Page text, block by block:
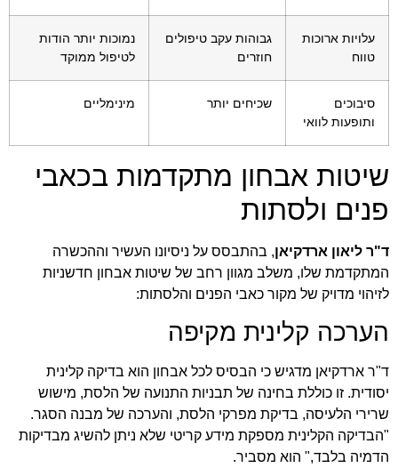
עלויות ארוכות
טווח
גבוהות עקב טיפולים
חוזרים
נמוכות יותר הודות
לטיפול ממוקד
סיבוכים
ותופעות לוואי
שכיחים יותר מינימליים
שיטות אבחון מתקדמות בכאבי
פנים ולסתות
ד"ר ליאון ארדקיאן, בהתבסס על ניסיונו העשיר וההכשרה
המתקדמת שלו, משלב מגוון רחב של שיטות אבחון חדשניות
לזיהוי מדויק של מקור כאבי הפנים והלסתות:
הערכה קלינית מקיפה
ד"ר ארדקיאן מדגיש כי הבסיס לכל אבחון הוא בדיקה קלינית
יסודית. זו כוללת בחינה של תבניות התנועה של הלסת, מישוש
שרירי הלעיסה, בדיקת מפרקי הלסת, והערכה של מבנה הסגר.
"הבדיקה הקלינית מספקת מידע קריטי שלא ניתן להשיג מבדיקות
הדמיה בלבד," הוא מסביר.